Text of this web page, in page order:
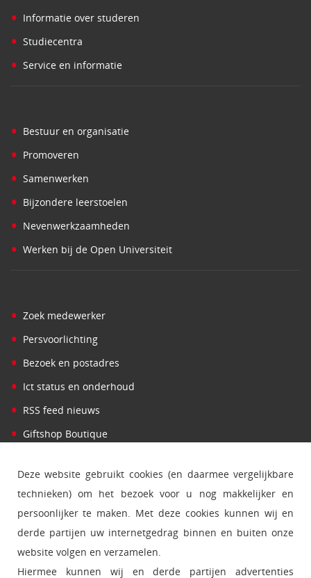
Deze website gebruikt cookies (en daarmee vergelijkbare
technieken) om het bezoek voor u nog makkelijker en
persoonlijker te maken. Met deze cookies kunnen wij en
derde partijen uw internetgedrag binnen en buiten onze
website volgen en verzamelen.
Hiermee kunnen wij en derde partijen advertenties
• Informatie over studeren
• Studiecentra
• Service en informatie
• Bestuur en organisatie
• Promoveren
• Samenwerken
• Bijzondere leerstoelen
• Nevenwerkzaamheden
• Werken bij de Open Universiteit
• Zoek medewerker
• Persvoorlichting
• Bezoek en postadres
• Ict status en onderhoud
• RSS feed nieuws
• Giftshop Boutique